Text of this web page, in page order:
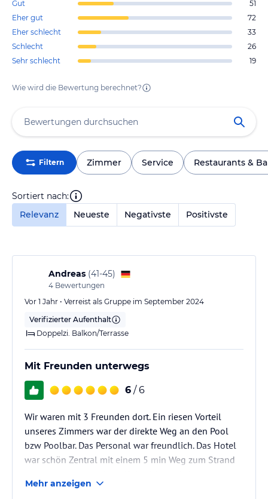
Gut
51
Eher gut
72
Eher schlecht
33
Schlecht
26
Sehr schlecht
19
Wie wird die Bewertung berechnet?
Filtern Zimmer Service Restaurants &
Sortiert nach:
Relevanz
Neueste Negativste Positivste
Andreas (41-45)
4 Bewertungen
Vor 1 Jahr • Verreist als Gruppe im September 2024
Verifizierter Aufenthalt
Doppelzi. Balkon/Terrasse
Mit Freunden unterwegs
6 / 6
Wir waren mit 3 Freunden dort. Ein riesen Vorteil
unseres Zimmers war der direkte Weg an den Pool
bzw Poolbar. Das Personal war freundlich. Das Hotel
war schön Zentral mit einem 5 min Weg zum Strand
gefunden hat.
Mehr anzeigen